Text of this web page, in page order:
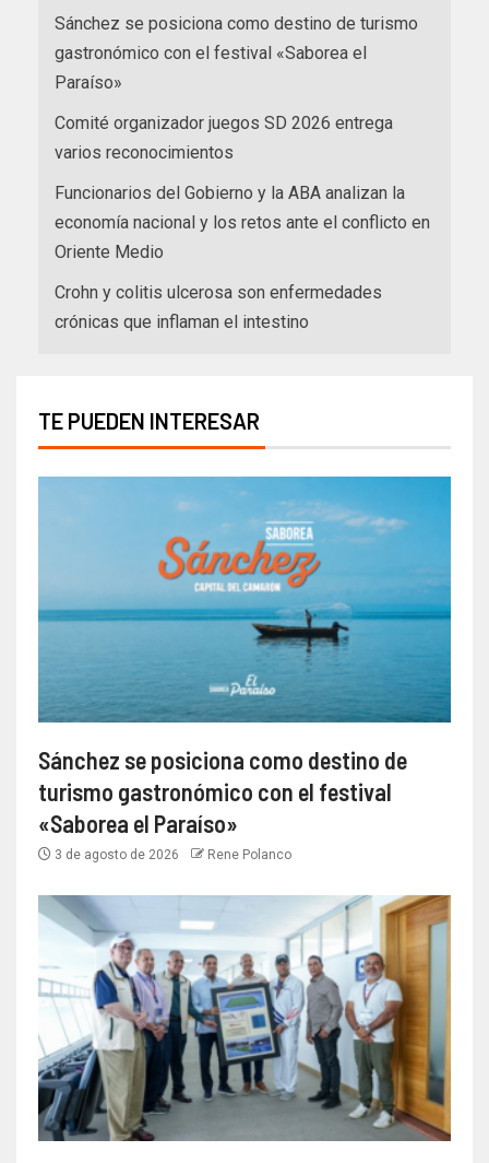
Sánchez se posiciona como destino de turismo
gastronómico con el festival «Saborea el
Paraíso»
Comité organizador juegos SD 2026 entrega
varios reconocimientos
Funcionarios del Gobierno y la ABA analizan la
economía nacional y los retos ante el conflicto en
Oriente Medio
Crohn y colitis ulcerosa son enfermedades
crónicas que inflaman el intestino
TE PUEDEN INTERESAR
Sánchez se posiciona como destino de
turismo gastronómico con el festival
«Saborea el Paraíso»
3 de agosto de 2026 Rene Polanco